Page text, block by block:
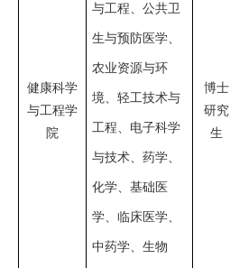
健康科学
与工程学
院
与工程、公共卫
生与预防医学、
农业资源与环
境、轻工技术与
工程、电子科学
与技术、药学、
化学、基础医
学、临床医学、
中药学、生物
博士
研究
生